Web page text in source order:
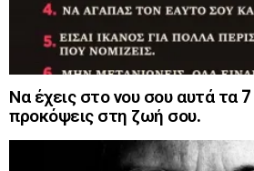
Να έχεις στο νου σου αυτά τα
προκόψεις στη ζωή σου.